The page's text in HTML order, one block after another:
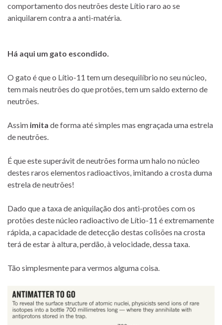
comportamento dos neutrões deste Lítio raro ao se
aniquilarem contra a anti-matéria.
Há aqui um gato escondido.
O gato é que o Lítio-11 tem um desequilíbrio no seu núcleo,
tem mais neutrões do que protões, tem um saldo externo de
neutrões.
Assim imita de forma até simples mas engraçada uma estrela
de neutrões.
É que este superávit de neutrões forma um halo no núcleo
destes raros elementos radioactivos, imitando a crosta duma
estrela de neutrões!
Dado que a taxa de aniquilação dos anti-protões com os
protões deste núcleo radioactivo de Lítio-11 é extremamente
rápida, a capacidade de detecção destas colisões na crosta
terá de estar à altura, perdão, à velocidade, dessa taxa.
Tão simplesmente para vermos alguma coisa.